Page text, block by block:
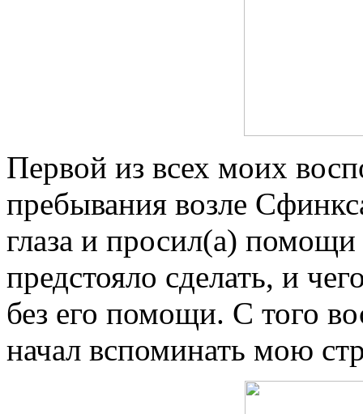
Первой из всех моих
пребывания возле
глаза и просил(а)
предстояло сделать, и
без его помощи. С того
начал вспоминать мою